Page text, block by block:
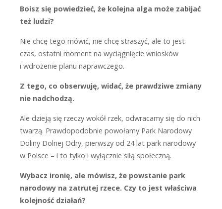
Boisz się powiedzieć, że kolejna alga może zabijać
też ludzi?
Nie chcę tego mówić, nie chcę straszyć, ale to jest
czas, ostatni moment na wyciągnięcie wniosków
i wdrożenie planu naprawczego.
Z tego, co obserwuję, widać, że prawdziwe zmiany
nie nadchodzą.
Ale dzieją się rzeczy wokół rzek, odwracamy się do nich
twarzą. Prawdopodobnie powołamy Park Narodowy
Doliny Dolnej Odry, pierwszy od 24 lat park narodowy
w Polsce – i to tylko i wyłącznie siłą społeczną.
Wybacz ironię, ale mówisz, że po­wstanie park
narodowy na zatrutej rzece. Czy to jest właściwa
kolejność działań?